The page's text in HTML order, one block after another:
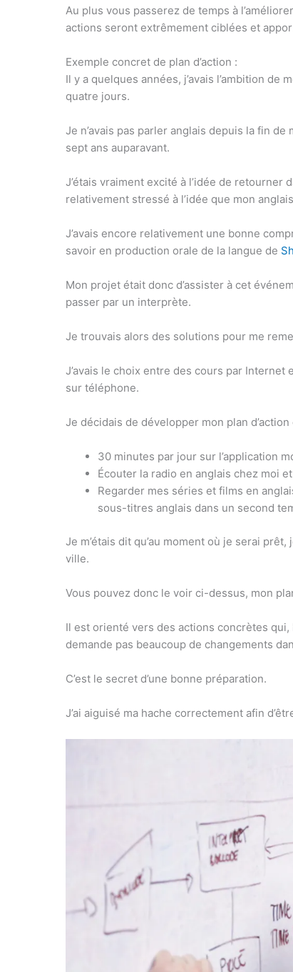
Au plus vous passerez de temps à
actions seront extrêmement ciblées et
Exemple concret de plan d’action :
Il y a quelques années, j’avais l’ambition
quatre jours.
Je n’avais pas parler anglais depuis la fin
sept ans auparavant.
J’étais vraiment excité à l’idée de retourner
relativement stressé à l’idée que mon
J’avais encore relativement une bonne
savoir en production orale de la langue de
Mon projet était donc d’assister à cet
passer par un interprète.
Je trouvais alors des solutions pour me
J’avais le choix entre des cours par
sur téléphone.
Je décidais de développer mon plan
30 minutes par jour sur l’application
Écouter la radio en anglais chez moi
Regarder mes séries et films en
sous-titres anglais dans un second
Je m’étais dit qu’au moment où je serai
ville.
Vous pouvez donc le voir ci-dessus, mon
Il est orienté vers des actions concrètes
demande pas beaucoup de changements
C’est le secret d’une bonne préparation.
J’ai aiguisé ma hache correctement afin